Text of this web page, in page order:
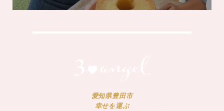
愛知県豊田市
幸せを運ぶ